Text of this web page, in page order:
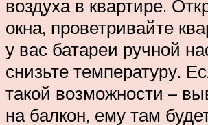
воздуха в квартире.
окна, проветривайте
у вас батареи ручной
снизьте температуру.
такой возможности –
на балкон, ему там